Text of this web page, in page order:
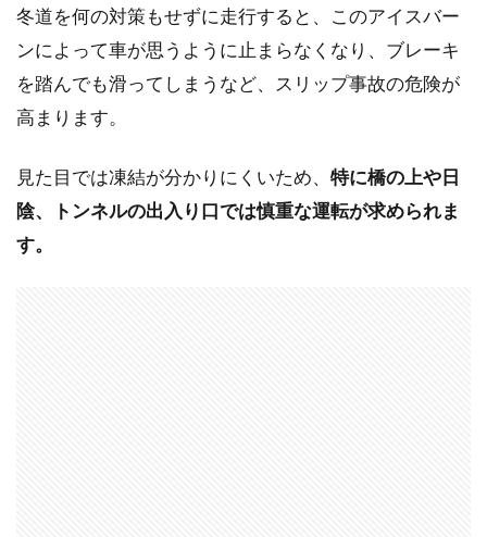
冬道を何の対策もせずに走行すると、このアイスバー
ンによって車が思うように止まらなくなり、ブレーキ
を踏んでも滑ってしまうなど、スリップ事故の危険が
高まります。
見た目では凍結が分かりにくいため、 特に橋の上や日
陰、トンネルの出入り口では慎重な運転が求められま
す。